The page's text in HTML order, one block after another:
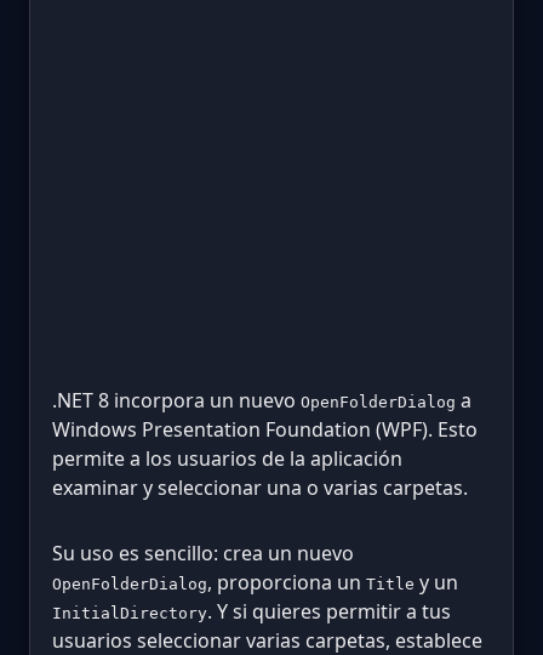
.NET 8 incorpora un nuevo OpenFolderDialog a
Windows Presentation Foundation (WPF). Esto
permite a los usuarios de la aplicación
examinar y seleccionar una o varias carpetas.
Su uso es sencillo: crea un nuevo
OpenFolderDialog, proporciona un Title y un
InitialDirectory. Y si quieres permitir a tus
usuarios seleccionar varias carpetas, establece